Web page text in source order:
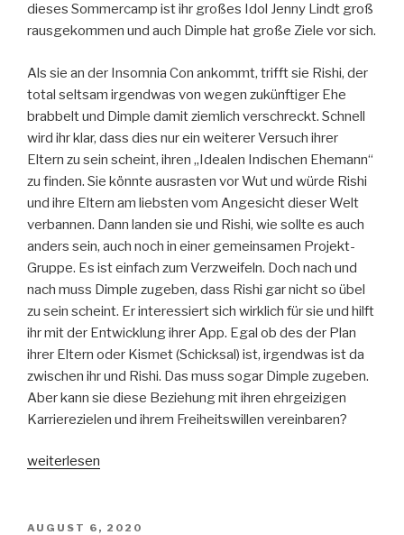
dieses Sommercamp ist ihr großes Idol Jenny Lindt groß
rausgekommen und auch Dimple hat große Ziele vor sich.
Als sie an der Insomnia Con ankommt, trifft sie Rishi, der
total seltsam irgendwas von wegen zukünftiger Ehe
brabbelt und Dimple damit ziemlich verschreckt. Schnell
wird ihr klar, dass dies nur ein weiterer Versuch ihrer
Eltern zu sein scheint, ihren „Idealen Indischen Ehemann“
zu finden. Sie könnte ausrasten vor Wut und würde Rishi
und ihre Eltern am liebsten vom Angesicht dieser Welt
verbannen. Dann landen sie und Rishi, wie sollte es auch
anders sein, auch noch in einer gemeinsamen Projekt-
Gruppe. Es ist einfach zum Verzweifeln. Doch nach und
nach muss Dimple zugeben, dass Rishi gar nicht so übel
zu sein scheint. Er interessiert sich wirklich für sie und hilft
ihr mit der Entwicklung ihrer App. Egal ob des der Plan
ihrer Eltern oder Kismet (Schicksal) ist, irgendwas ist da
zwischen ihr und Rishi. Das muss sogar Dimple zugeben.
Aber kann sie diese Beziehung mit ihren ehrgeizigen
Karrierezielen und ihrem Freiheitswillen vereinbaren?
„Zufällig
weiterlesen
VERÖFFENTLICHT
AUGUST 6, 2020